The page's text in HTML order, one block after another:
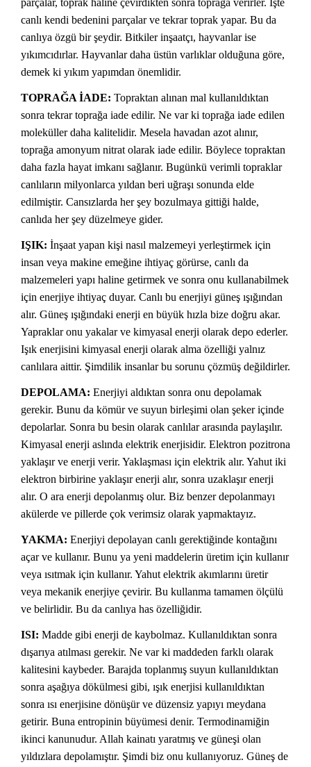
parçalar, toprak hâline çevirdikten sonra toprağa verirler. İşte
canlı kendi bedenini parçalar ve tekrar toprak yapar. Bu da
canlıya özgü bir şeydir. Bitkiler inşaatçı, hayvanlar ise
yıkımcıdırlar. Hayvanlar daha üstün varlıklar olduğuna göre,
demek ki yıkım yapımdan önemlidir.
TOPRAĞA İADE: Topraktan alınan mal kullanıldıktan
sonra tekrar toprağa iade edilir. Ne var ki toprağa iade edilen
moleküller daha kalitelidir. Mesela havadan azot alınır,
toprağa amonyum nitrat olarak iade edilir. Böylece topraktan
daha fazla hayat imkanı sağlanır. Bugünkü verimli topraklar
canlıların milyonlarca yıldan beri uğraşı sonunda elde
edilmiştir. Cansızlarda her şey bozulmaya gittiği halde,
canlıda her şey düzelmeye gider.
IŞIK: İnşaat yapan kişi nasıl malzemeyi yerleştirmek için
insan veya makine emeğine ihtiyaç görürse, canlı da
malzemeleri yapı haline getirmek ve sonra onu kullanabilmek
için enerjiye ihtiyaç duyar. Canlı bu enerjiyi güneş ışığından
alır. Güneş ışığındaki enerji en büyük hızla bize doğru akar.
Yapraklar onu yakalar ve kimyasal enerji olarak depo ederler.
Işık enerjisini kimyasal enerji olarak alma özelliği yalnız
canlılara aittir. Şimdilik insanlar bu sorunu çözmüş değildirler.
DEPOLAMA: Enerjiyi aldıktan sonra onu depolamak
gerekir. Bunu da kömür ve suyun birleşimi olan şeker içinde
depolarlar. Sonra bu besin olarak canlılar arasında paylaşılır.
Kimyasal enerji aslında elektrik enerjisidir. Elektron pozitrona
yaklaşır ve enerji verir. Yaklaşması için elektrik alır. Yahut iki
elektron birbirine yaklaşır enerji alır, sonra uzaklaşır enerji
alır. O ara enerji depolanmış olur. Biz benzer depolanmayı
akülerde ve pillerde çok verimsiz olarak yapmaktayız.
YAKMA: Enerjiyi depolayan canlı gerektiğinde kontağını
açar ve kullanır. Bunu ya yeni maddelerin üretim için kullanır
veya ısıtmak için kullanır. Yahut elektrik akımlarını üretir
veya mekanik enerjiye çevirir. Bu kullanma tamamen ölçülü
ve belirlidir. Bu da canlıya has özelliğidir.
ISI: Madde gibi enerji de kaybolmaz. Kullanıldıktan sonra
dışarıya atılması gerekir. Ne var ki maddeden farklı olarak
kalitesini kaybeder. Barajda toplanmış suyun kullanıldıktan
sonra aşağıya dökülmesi gibi, ışık enerjisi kullanıldıktan
sonra ısı enerjisine dönüşür ve düzensiz yapıyı meydana
getirir. Buna entropinin büyümesi denir. Termodinamiğin
ikinci kanunudur. Allah kainatı yaratmış ve güneşi olan
yıldızlara depolamıştır. Şimdi biz onu kullanıyoruz. Güneş de